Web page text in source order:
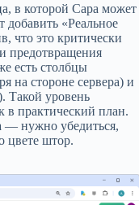
в которой Сара может
«Реальное
что это критически
предотвращения
есть столбцы
на стороне сервера) и
Такой уровень
в практический план.
— нужно убедиться,
цвете штор.